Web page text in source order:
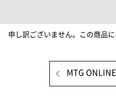
申し訳ございません。この商品
MTG